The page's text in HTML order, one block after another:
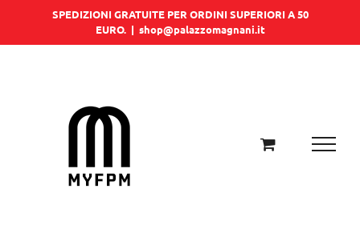
SPEDIZIONI GRATUITE PER ORDINI SUPERIORI A 50
EURO. | shop@palazzomagnani.it